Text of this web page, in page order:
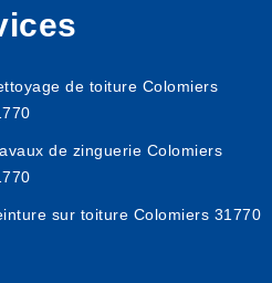
de toiture Colomiers
de zinguerie Colomiers
sur toiture Colomiers 31770